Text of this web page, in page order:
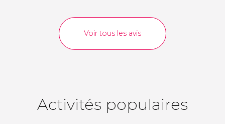
Voir tous les avis
Activités populaires